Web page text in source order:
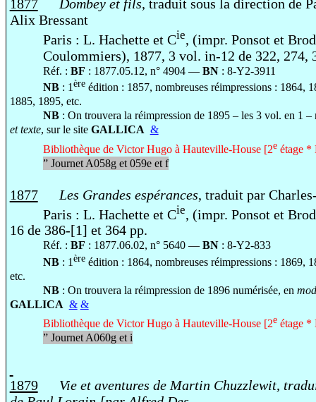
1877 Dombey et fils, traduit sous la direction de
Alix Bressant
Paris : L. Hachette et Cie, (impr. Ponsot et
Coulommiers), 1877, 3 vol. in-12 de 322, 274,
Réf. : BF : 1877.05.12, n° 4904 — BN: 8-Y2-3911
NB: 1èreédition : 1857, nombreuses réimpressions : 1864,
1885, 1895, etc.
NB: On trouvera la réimpression de 1895 – les 3 vol. en 1 –
et texte, sur le site GALLICA &
Bibliothèque de Victor Hugo à Hauteville-House [2eétage *
”Journet A058g et 059e et f
1877 Les Grandes espérances, traduit par
Paris : L. Hachette et Cie , (impr. Ponsot et
16 de 386-[1] et 364 pp.
Réf. : BF : 1877.06.02, n° 5640 — BN: 8-Y2-833
NB: 1èreédition : 1864, nombreuses réimpressions : 1869,
etc.
NB: On trouvera la réimpression de 1896 numérisée, en
GALLICA & &
Bibliothèque de Victor Hugo à Hauteville-House [2eétage *
”Journet A060g et i
1879
Vie et aventures de Martin Chuzzlewit,